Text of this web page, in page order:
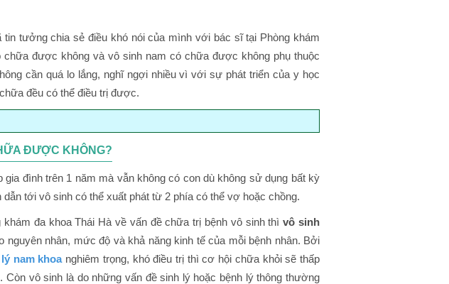
tin tưởng chia sẻ điều khó nói của mình với bác sĩ tại Phòng khám
được không và vô sinh nam có chữa được không phụ thuộc
cần quá lo lắng, nghĩ ngợi nhiều vì với sự phát triển của y học
đều có thể điều trị được.
không?
ở nam giới
ở nam giới là
ĐƯỢC KHÔNG?
gia đình trên 1 năm mà vẫn không có con dù không sử dụng bất kỳ
dẫn tới vô sinh có thể xuất phát từ 2 phía có thể vợ hoặc chồng.
khám đa khoa Thái Hà về vấn đề chữa trị bệnh vô sinh thìvô sinh
nguyên nhân, mức độ và khả năng kinh tế của mỗi bệnh nhân. Bởi
nam khoanghiêm trọng, khó điều trị thì cơ hội chữa khỏi sẽ thấp
vô sinh là do những vấn đề sinh lý hoặc bệnh lý thông thường